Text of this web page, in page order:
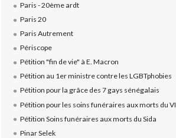
Paris - 20ème ardt
Paris 20
Paris Autrement
Périscope
Pétition "fin de vie" à E. Macron
Pétition au 1er ministre contre les LGBTphobies
Pétition pour la grâce des 7 gays sénégalais
Pétition pour les soins funéraires aux morts du VI
Pétition Soins funéraires aux morts du Sida
Pinar Selek